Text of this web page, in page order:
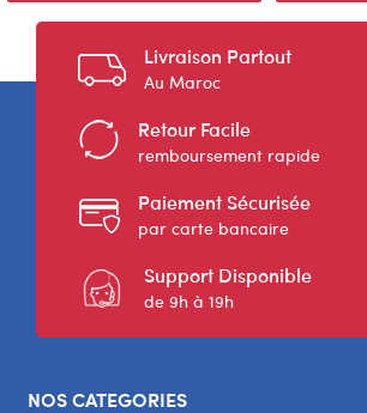
Livraison Partout
Au Maroc
Retour Facile
remboursement rapide
Paiement Sécurisée
par carte bancaire
Support Disponible
de 9h à 19h
NOS CATEGORIES